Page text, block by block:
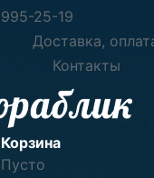
25-19
Доставка,
Контакты
Корзина
Пусто